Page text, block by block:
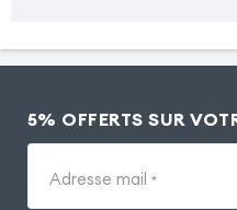
5% OFFERTS SUR
Adresse mail *